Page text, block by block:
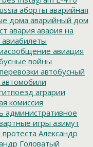
аборты аварийная
дома аварийный дом
авария авария на
авиабилеты
авиация
войны
автобусный
автомобили
аграрии
комиссия
административное
игры азимут
протеста Александр
Головатый